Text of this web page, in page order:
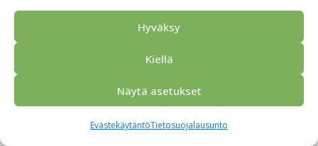
Hyväksy
Kiellä
Näytä asetukset
EvästekäytäntöTietosuojalausunto
Yhteistyökumppanit
Tarjouspyyntö
Anna palautetta
Tietosuojaseloste
© 2026 Porvoo Tours - matkanjärjestäjä / FPW